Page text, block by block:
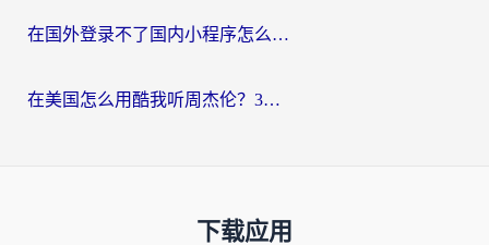
在国外登录不了国内小程序怎么办？选对回国加速器，轻松解锁国内资源
在美国怎么用酷我听周杰伦？3步搞定海外听歌难题
下载应用